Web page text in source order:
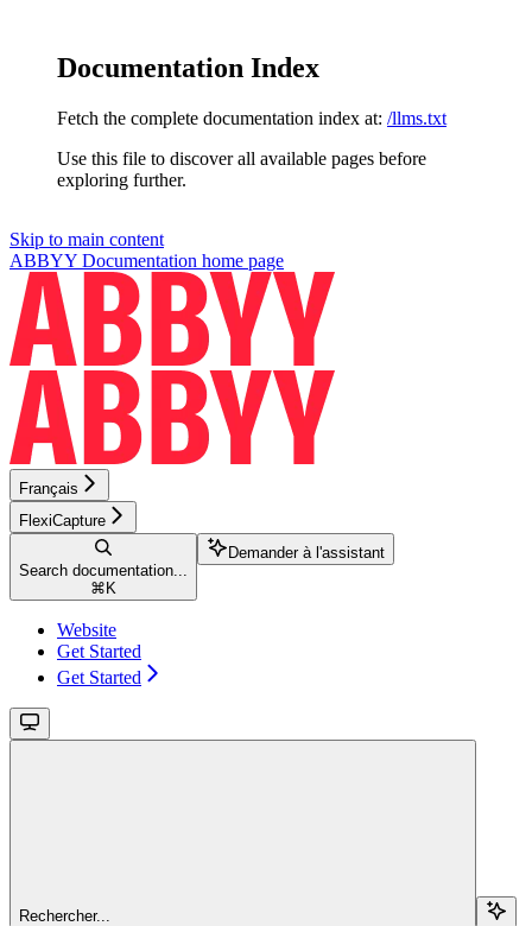
Documentation Index
Fetch the complete documentation index at: /llms.txt
Use this file to discover all available pages before
exploring further.
Skip to main content
ABBYY Documentation home page
Français
FlexiCapture
Search documentation...
⌘ K
Demander à l'assistant
Website
Get Started
Get Started
Rechercher...